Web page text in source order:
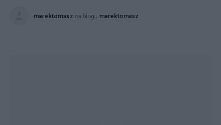
marektomasz na blogu marektomasz